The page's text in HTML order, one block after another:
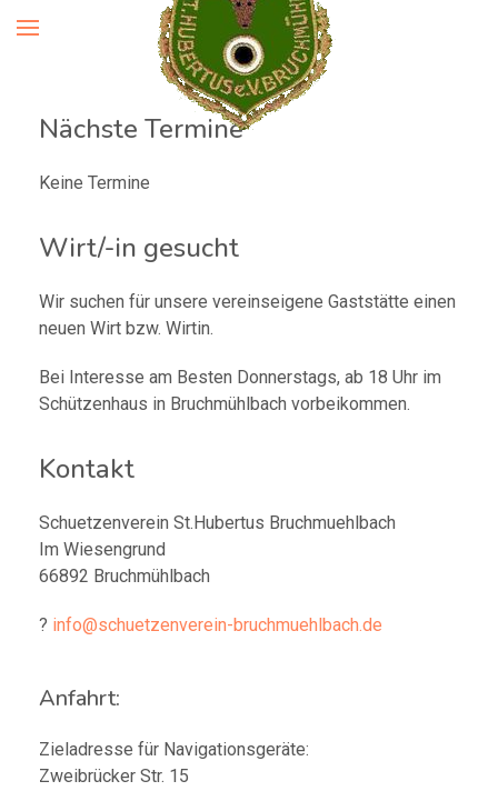
Nächste Termine
Keine Termine
Wirt/-in gesucht
Wir suchen für unsere vereinseigene Gaststätte einen
neuen Wirt bzw. Wirtin.
Bei Interesse am Besten Donnerstags, ab 18 Uhr im
Schützenhaus in Bruchmühlbach vorbeikommen.
Kontakt
Schuetzenverein St.Hubertus Bruchmuehlbach
Im Wiesengrund
66892 Bruchmühlbach
? info@schuetzenverein-bruchmuehlbach.de
Anfahrt:
Zieladresse für Navigationsgeräte:
Zweibrücker Str. 15